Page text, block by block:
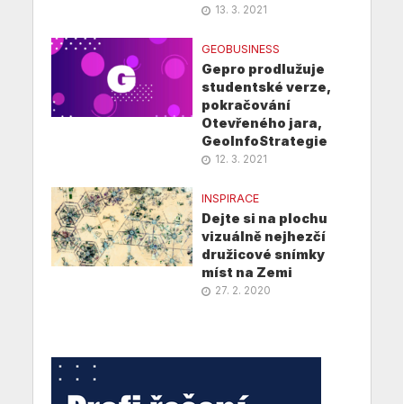
13. 3. 2021
GEOBUSINESS
Gepro prodlužuje
studentské verze,
pokračování
Otevřeného jara,
GeoInfoStrategie
12. 3. 2021
INSPIRACE
Dejte si na plochu
vizuálně nejhezčí
družicové snímky
míst na Zemi
27. 2. 2020